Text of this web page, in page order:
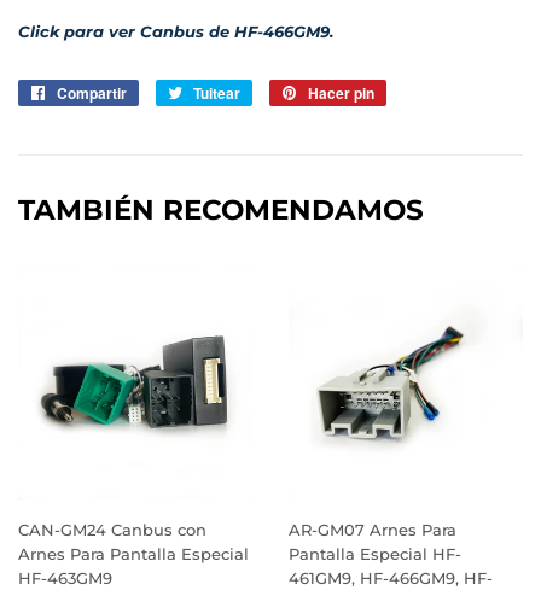
Click para ver Canbus de HF-466GM9.
Compartir
CompartirTuitear
Tuitear Hacer pin
TAMBIÉN RECOMENDAMOS
CAN-GM24 Canbus con
Arnes Para Pantalla Especial
HF-463GM9
AR-GM07 Arnes Para
Pantalla Especial HF-
461GM9, HF-466GM9, HF-